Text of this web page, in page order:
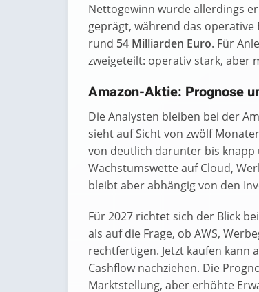
Nettogewinn wurde allerdings
geprägt, während das operative
rund 54 Milliarden Euro. Für
zweigeteilt: operativ stark, aber
Amazon-Aktie: Prognose
Die Analysten bleiben bei der
sieht auf Sicht von zwölf
von deutlich darunter bis knapp
Wachstumswette auf Cloud,
bleibt aber abhängig von den
Für 2027 richtet sich der Blick
als auf die Frage, ob AWS,
rechtfertigen. Jetzt kaufen kann
Cashflow nachziehen. Die
Marktstellung, aber erhöhte